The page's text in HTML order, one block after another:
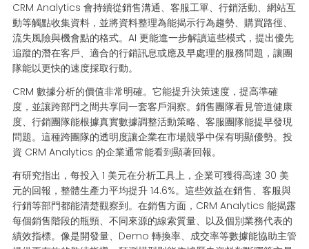
CRM Analytics 會持續從銷售溝通、客服工單、行銷活動、網站互
動等觸點收集資料，並將資料整理為能揭示行為趨勢、購買路徑、
流失風險與機會點的格式。AI 更能進一步解讀這些模式，提出優先
追蹤的潛在客戶、適合的行銷訊息或應及早處理的服務問題，讓團
隊能以更快的速度採取行動。
CRM 數據分析的價值非常明確。它能提升決策速度，提高準確
度，並讓跨部門之間共享同一套客戶洞察。銷售團隊看見管道健康
度、行銷團隊能根據真實數據調整活動策略、客服團隊能提早發現
問題。這種跨團隊的透明度讓企業在市場競爭中保有明顯優勢。投
資 CRM Analytics 的企業通常能看到顯著回報。
有研究指出，每投入 1 美元在分析工具上，企業可獲得高達 30 美
元的回報，整體生產力平均提升 14.6%。這些效益在銷售、客服與
行銷等部門都能清楚觀察到。在銷售方面，CRM Analytics 能揭露
每個銷售階段的瓶頸、不同來源的線索質量、以及個別業務代表的
績效指標。像是開發量、Demo 轉換率、成交率等數據能協助主管